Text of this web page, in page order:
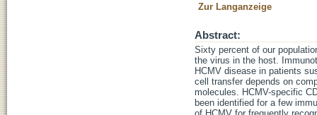
Zur Langanzeige
Abstract:
Sixty percent of our
the virus in the host.
HCMV disease in patients
cell transfer depends on
molecules. HCMV-specific
been identified for a few